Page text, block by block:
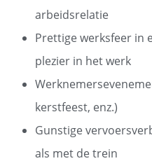
arbeidsrelatie
Prettige werksfeer in
plezier in het werk
kerstfeest, enz.)
Gunstige
als met de trein